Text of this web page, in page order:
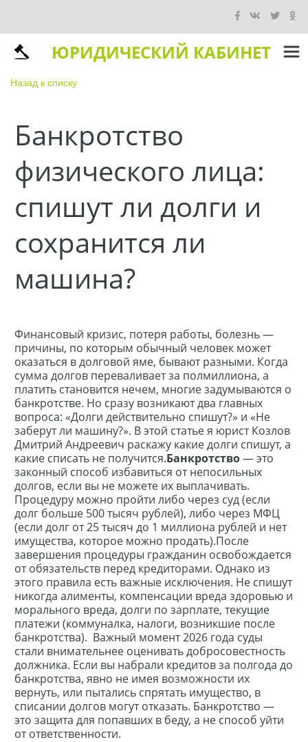
ЮРИДИЧЕСКИЙ КАБИНЕТ
Назад к списку
Банкротство
физического лица:
спишут ли долги и
сохранится ли
машина?
Финансовый кризис, потеря работы, болезнь —
причины, по которым обычный человек может
оказаться в долговой яме, бывают разными. Когда
сумма долгов переваливает за полмиллиона, а
платить становится нечем, многие задумываются о
банкротстве. Но сразу возникают два главных
вопроса: «Долги действительно спишут?» и «Не
заберут ли машину?». В этой статье я юрист Козлов
Дмитрий Андреевич раскажу какие долги спишут, а
какие списать не получится.Банкротство— это
законный способ избавиться от непосильных
долгов, если вы не можете их выплачивать.
Процедуру можно пройти либо через суд (если
долг больше 500 тысяч рублей), либо через МФЦ
(если долг от 25 тысяч до 1 миллиона рублей и нет
имущества, которое можно продать).После
завершения процедуры гражданин освобождается
от обязательств перед кредиторами. Однако из
этого правила есть важные исключения. Не спишут
никогда алименты, компенсации вреда здоровью и
морального вреда, долги по зарплате, текущие
платежи (коммуналка, налоги, возникшие после
банкротства). Важный момент 2026 года суды
стали внимательнее оценивать добросовестность
должника. Если вы набрали кредитов за полгода до
банкротства, явно не имея возможности их
вернуть, или пытались спрятать имущество, в
списании долгов могут отказать. Банкротство —
это защита для попавших в беду, а не способ уйти
от ответственности.